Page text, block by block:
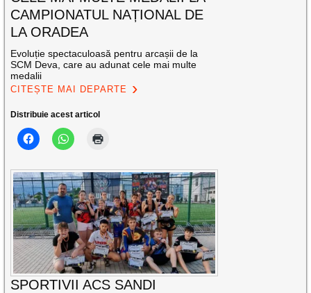
CAMPIONATUL NAȚIONAL DE
LA ORADEA
Evoluție spectaculoasă pentru arcașii de la
SCM Deva, care au adunat cele mai multe
medalii
CITEȘTE MAI DEPARTE
Distribuie acest articol
SPORTIVII ACS SANDI